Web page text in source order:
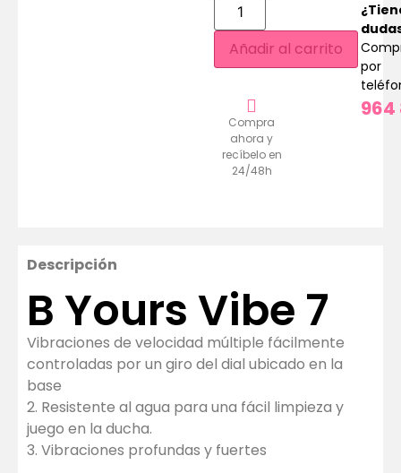
Añadir al carrito
Compra
ahora y
recíbelo en
24/48h
por
964
Descripción
B Yours Vibe 7
Vibraciones de velocidad múltiple fácilmente
controladas por un giro del dial ubicado en la
base
2. Resistente al agua para una fácil limpieza y
juego en la ducha.
3. Vibraciones profundas y fuertes